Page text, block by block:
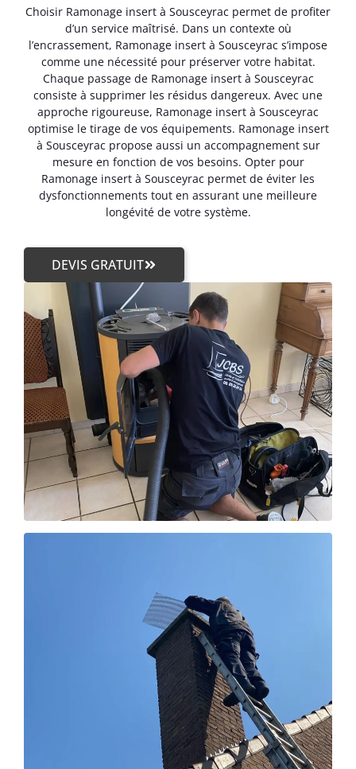
Choisir Ramonage insert à Sousceyrac permet de profiter
d’un service maîtrisé. Dans un contexte où
l’encrassement, Ramonage insert à Sousceyrac s’impose
comme une nécessité pour préserver votre habitat.
Chaque passage de Ramonage insert à Sousceyrac
consiste à supprimer les résidus dangereux. Avec une
approche rigoureuse, Ramonage insert à Sousceyrac
optimise le tirage de vos équipements. Ramonage insert
à Sousceyrac propose aussi un accompagnement sur
mesure en fonction de vos besoins. Opter pour
Ramonage insert à Sousceyrac permet de éviter les
dysfonctionnements tout en assurant une meilleure
longévité de votre système.
DEVIS GRATUIT